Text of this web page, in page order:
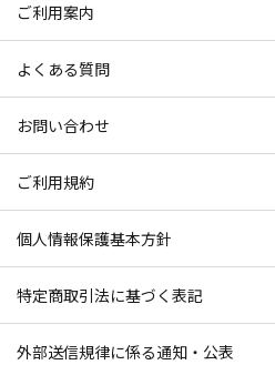
ご利用案内
よくある質問
お問い合わせ
ご利用規約
個人情報保護基本方針
特定商取引法に基づく表記
外部送信規律に係る通知・公表